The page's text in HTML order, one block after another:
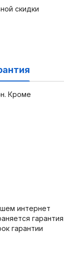
скидки
Кроме
интернет
гарантия
гарантии